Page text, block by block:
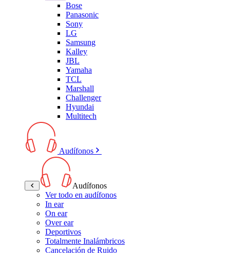
Bose
Panasonic
Sony
LG
Samsung
Kalley
JBL
Yamaha
TCL
Marshall
Challenger
Hyundai
Multitech
Audífonos
Audífonos
Ver todo en audífonos
In ear
On ear
Over ear
Deportivos
Totalmente Inalámbricos
Cancelación de Ruido